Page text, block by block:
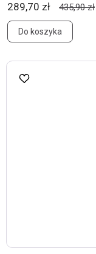
289,70 zł 435,90 zł
Do koszyka